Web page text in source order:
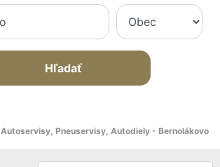
Hľadať
Autoservisy, Pneuservisy, Autodiely - Bernolákovo